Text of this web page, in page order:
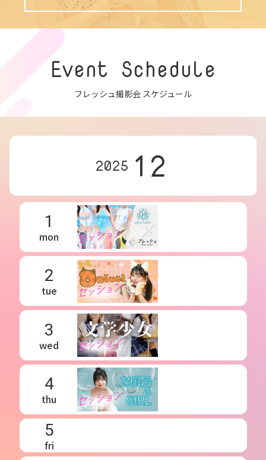
Event Schedule
フレッシュ撮影会 スケジュール
2025 12
1
mon
2
tue
3
wed
4
thu
5
fri